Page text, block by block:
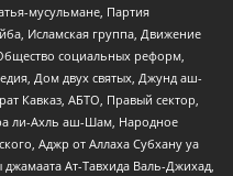
мусульмане, Партия
Исламская группа, Движение
социальных реформ,
Дом двух святых, Джунд аш-
Кавказ, АБТО, Правый сектор,
ли-Ахль аш-Шам, Народное
Аджр от Аллаха Субхану уа
Ат-Тавхида Валь-Джихад,